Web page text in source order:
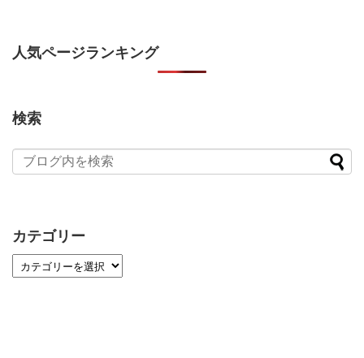
人気ページランキング
検索
カテゴリー